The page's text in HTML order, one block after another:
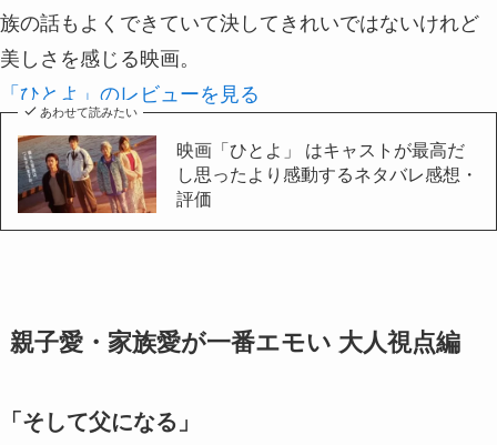
族の話もよくできていて決してきれいではないけれど
美しさを感じる映画。
「ひとよ」のレビューを見る
あわせて読みたい
映画「ひとよ」 はキャストが最高だ
し思ったより感動するネタバレ感想・
評価
親子愛・家族愛が一番エモい 大人視点編
「そして父になる」